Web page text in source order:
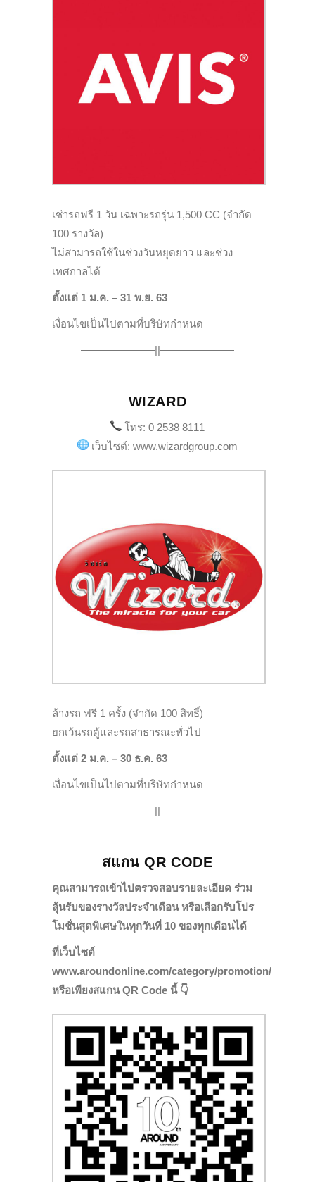
เช่ารถฟรี 1 วัน เฉพาะรถรุ่น 1,500 CC (จำกัด
100 รางวัล)
ไม่สามารถใช้ในช่วงวันหยุดยาว และช่วง
เทศกาลได้
ตั้งแต่ 1 ม.ค. – 31 พ.ย. 63
เงื่อนไขเป็นไปตามที่บริษัทกำหนด
———————||———————
WIZARD
โทร: 0 2538 8111
เว็บไซต์: www.wizardgroup.com
ล้างรถ ฟรี 1 ครั้ง (จำกัด 100 สิทธิ์)
ยกเว้นรถตู้และรถสาธารณะทั่วไป
ตั้งแต่ 2 ม.ค. – 30 ธ.ค. 63
เงื่อนไขเป็นไปตามที่บริษัทกำหนด
———————||———————
สแกน QR CODE
คุณสามารถเข้าไปตรวจสอบรายละเอียด ร่วม
ลุ้นรับของรางวัลประจำเดือน หรือเลือกรับโปร
โมชั่นสุดพิเศษในทุกวันที่ 10 ของทุกเดือนได้
ที่เว็บไซต์
www.aroundonline.com/category/promotion/
หรือเพียงสแกน QR Code นี้ 👇